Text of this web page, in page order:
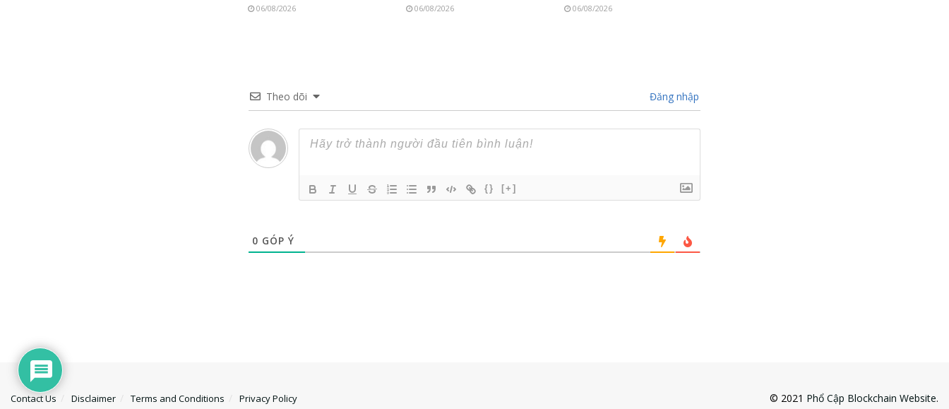
06/08/2026 06/08/2026 06/08/2026
Theo dõi Đăng nhập
{} [+]
0 GÓP Ý
Contact Us Disclaimer Terms and Conditions Privacy Policy © 2021 Phổ Cập Blockchain Website.